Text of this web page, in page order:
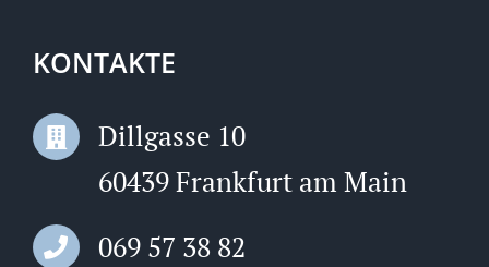
KONTAKTE
Dillgasse 10
60439 Frankfurt am Main
069 57 38 82